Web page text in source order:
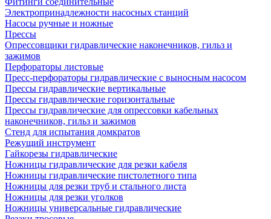
Электропринадлежности насосных станций
Насосы ручные и ножные
Прессы
Опрессовщики гидравлические наконечников, гильз и
зажимов
Перфораторы листовые
Пресс-перфораторы гидравлические с выносным насосом
Прессы гидравлические вертикальные
Прессы гидравлические горизонтальные
Прессы гидравлические для опрессовки кабельных
наконечников, гильз и зажимов
Стенд для испытания домкратов
Режущий инструмент
Гайкорезы гидравлические
Ножницы гидравлические для резки кабеля
Ножницы гидравлические пистолетного типа
Ножницы для резки труб и стального листа
Ножницы для резки уголков
Ножницы универсальные гидравлические